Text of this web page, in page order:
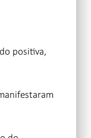
positiva,